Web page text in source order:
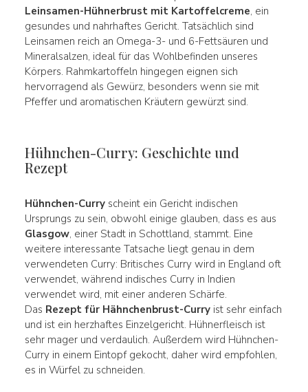
Leinsamen-Hühnerbrust mit Kartoffelcreme, ein
gesundes und nahrhaftes Gericht. Tatsächlich sind
Leinsamen reich an Omega-3- und 6-Fettsäuren und
Mineralsalzen, ideal für das Wohlbefinden unseres
Körpers. Rahmkartoffeln hingegen eignen sich
hervorragend als Gewürz, besonders wenn sie mit
Pfeffer und aromatischen Kräutern gewürzt sind.
Hühnchen-Curry: Geschichte und
Rezept
Hühnchen-Curryscheint ein Gericht indischen
Ursprungs zu sein, obwohl einige glauben, dass es aus
Glasgow, einer Stadt in Schottland, stammt. Eine
weitere interessante Tatsache liegt genau in dem
verwendeten Curry: Britisches Curry wird in England oft
verwendet, während indisches Curry in Indien
verwendet wird, mit einer anderen Schärfe.
Das Rezept für Hähnchenbrust-Curryist sehr einfach
und ist ein herzhaftes Einzelgericht. Hühnerfleisch ist
sehr mager und verdaulich. Außerdem wird Hühnchen-
Curry in einem Eintopf gekocht, daher wird empfohlen,
es in Würfel zu schneiden.